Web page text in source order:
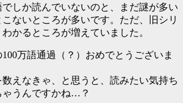
しか読んでいないのと、まだ謎が多い
ないところが多いです。ただ、旧シリ
かるところが増えていました。
万語通過（？）おめでとうございま
えなきゃ、と思うと、読みたい気持ち
ゃうんですかね…？